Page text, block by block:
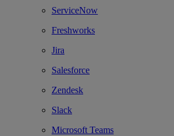
ServiceNow
Freshworks
Jira
Salesforce
Zendesk
Slack
Microsoft Teams